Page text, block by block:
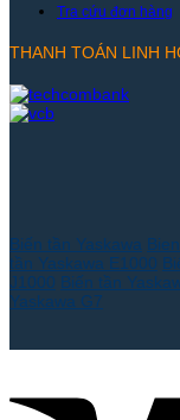
Tra cứu đơn hàng
THANH TOÁN LINH
Biến tần Yaskawa
tần Yaskawa E1000
J1000 Biến tần
Yaskawa G7